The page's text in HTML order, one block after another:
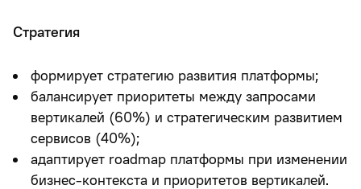
Стратегия
формирует стратегию развития платформы;
балансирует приоритеты между запросами
вертикалей (60%) и стратегическим развитием
сервисов (40%);
адаптирует roadmap платформы при изменении
бизнес-контекста и приоритетов вертикалей.